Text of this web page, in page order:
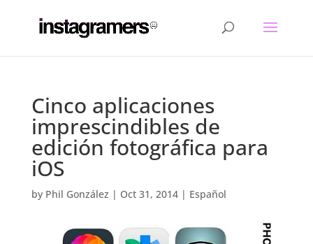
Cinco aplicaciones
imprescindibles de
edición fotográfica para
iOS
by Phil González | Oct 31, 2014| Español